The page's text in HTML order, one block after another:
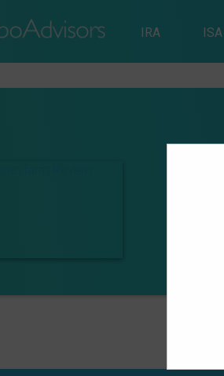
IRA ISA